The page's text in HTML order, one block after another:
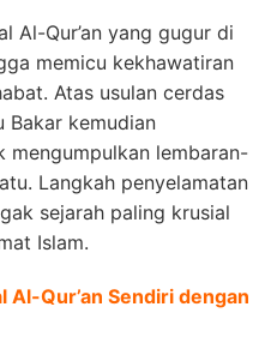
Al-Qur’an yang gugur di
memicu kekhawatiran
Atas usulan cerdas
Bakar kemudian
mengumpulkan lembaran-
Langkah penyelamatan
sejarah paling krusial
Islam.
Al-Qur’an Sendiri dengan